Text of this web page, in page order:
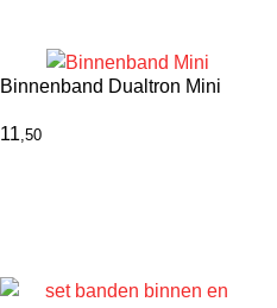
Binnenband Dualtron Mini
11 ,50